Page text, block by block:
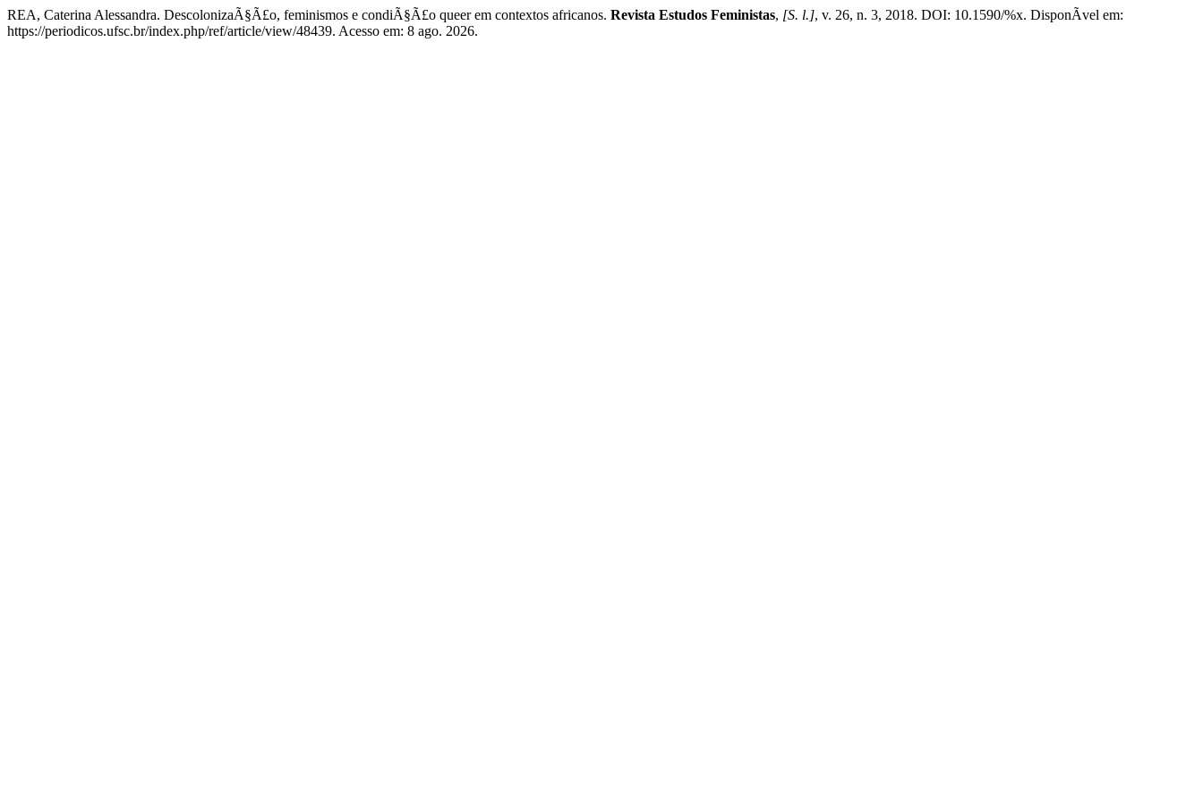
REA, Caterina Alessandra. DescolonizaÃ§Ã£o, feminismos e condiÃ§Ã£o queer em contextos africanos. Revista Estudos Feministas, [S. l.], v. 26, n. 3, 2018. DOI: 10.1590/%x. DisponÃ­vel em:
https://periodicos.ufsc.br/index.php/ref/article/view/48439. Acesso em: 8 ago. 2026.